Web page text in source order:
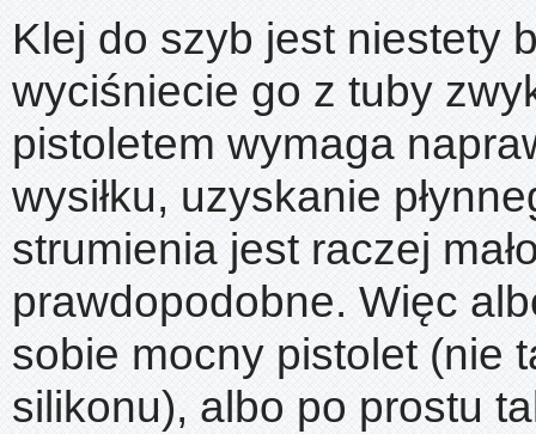
Klej do szyb jest niestety
wyciśniecie go z tuby
pistoletem wymaga
wysiłku, uzyskanie
strumienia jest raczej
prawdopodobne. Więc
sobie mocny pistolet (nie
silikonu), albo po prostu